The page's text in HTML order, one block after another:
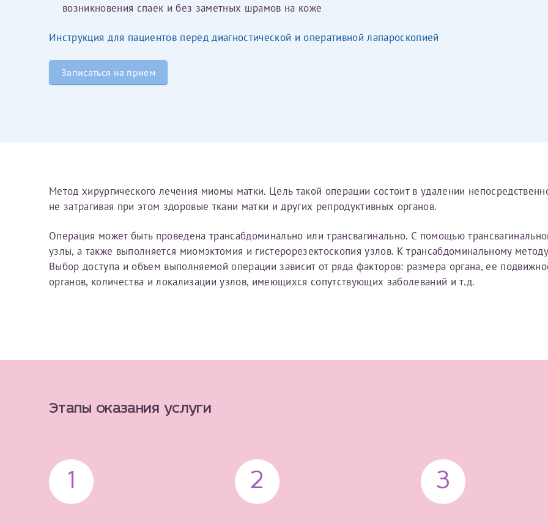
возникновения спаек и без заметных шрамов на коже
Инструкция для пациентов перед диагностической и оперативной лапароскопией
Записаться на прием
Метод хирургического лечения миомы матки. Цель такой операции состоит в удалении
не затрагивая при этом здоровые ткани матки и других репродуктивных органов.
Операция может быть проведена трансабдоминально или трансвагинально. С помощью
узлы, а также выполняется миомэктомия и гистерорезектоскопия узлов. К трансабдоминальному
Выбор доступа и объем выполняемой операции зависит от ряда факторов: размера органа, ее
органов, количества и локализации узлов, имеющихся сопутствующих заболеваний и т.д.
Этапы оказания услуги
1 2 3
Выберите специальность врача
Или введите его имя
Принимаю условияСоглашения на обработку персональных данных
Вы можете оформить справку как для себя, так и для членов семьи (супругу/супруге, детям до 18 лет,
Справка готовится
Заявление
Прошу выдать справку об оказанных медицинских услугах следующим
ИНН Налогоплательщика*